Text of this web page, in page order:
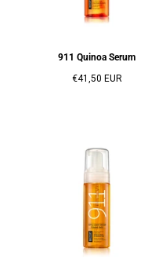
911 Quinoa Serum
Regulärer
€41,50 EUR